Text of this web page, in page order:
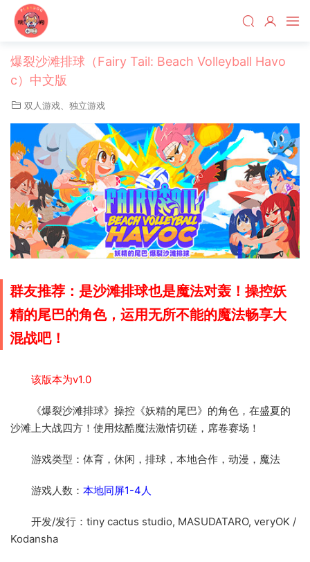
爆裂沙滩排球（Fairy Tail: Beach Volleyball Havo
c）中文版
双人游戏 独立游戏
群友推荐：是沙滩排球也是魔法对轰！操控妖
精的尾巴的角色，运用无所不能的魔法畅享大
混战吧！
该版本为v1.0
《爆裂沙滩排球》操控《妖精的尾巴》的角色，在盛夏的
沙滩上大战四方！使用炫酷魔法激情切磋，席卷赛场！
游戏类型：体育，休闲，排球，本地合作，动漫，魔法
游戏人数： 本地同屏1-4人
开发/发行：tiny cactus studio, MASUDATARO, veryOK /
Kodansha